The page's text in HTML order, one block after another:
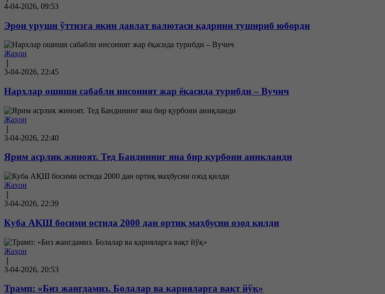
4-04-2026, 09:53
Эрон уруши ўттизга яқин давлат валютаси қадрини тушириб юборди
Жаҳон
3-04-2026, 22:45
Нархлар ошиши сабабли инсоният жар ёқасида турибди – Вучич
Жаҳон
3-04-2026, 22:40
Ярим асрлик жиноят. Тед Бандининг яна бир қурбони аниқланди
Жаҳон
3-04-2026, 22:39
Куба АҚШ босими остида 2000 дан ортиқ маҳбусни озод қилди
Жаҳон
3-04-2026, 20:53
Трамп: «Биз жангдамиз. Болалар ва қарияларга вақт йўқ»